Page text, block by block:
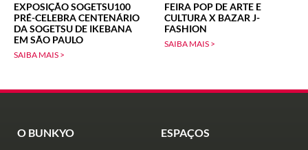
EXPOSIÇÃO SOGETSU100
PRÉ-CELEBRA CENTENÁRIO
DA SOGETSU DE IKEBANA
EM SÃO PAULO
SAIBA MAIS >
FEIRA POP DE ARTE E
CULTURA X BAZAR J-
FASHION
SAIBA MAIS >
O BUNKYO ESPAÇOS